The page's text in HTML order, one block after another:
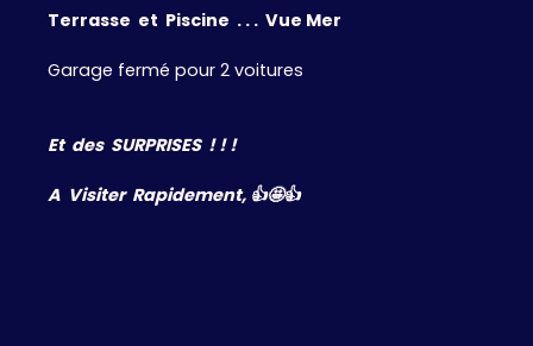
Terrasse et Piscine . . . Vue Mer
Garage fermé pour 2 voitures
Et des SURPRISES ! ! !
A Visiter Rapidement, 👍🤩👍